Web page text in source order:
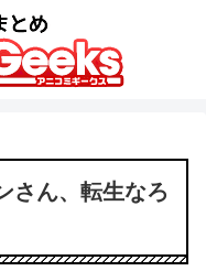
さん、転生なろ